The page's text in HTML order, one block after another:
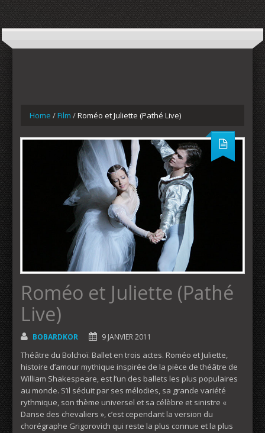
Home /Film /Roméo et Juliette (Pathé Live)
Roméo et Juliette (Pathé
Live)
BOBARDKOR 9 JANVIER 2011
Théâtre du Bolchoï. Ballet en trois actes. Roméo et Juliette,
histoire d’amour mythique inspirée de la pièce de théâtre de
William Shakespeare, est l’un des ballets les plus populaires
au monde. S’il séduit par ses mélodies, sa grande variété
rythmique, son thème universel et sa célèbre et sinistre «
Danse des chevaliers », c’est cependant la version du
chorégraphe Grigorovich qui reste la plus connue et la plus